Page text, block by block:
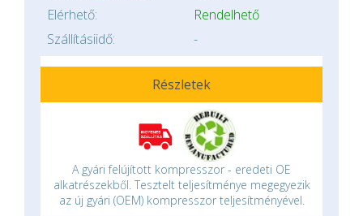
Elérhető:
Rendelhető
Szállításiidő:
-
Részletek
A gyári felújított kompresszor - eredeti OE
alkatrészekből. Tesztelt teljesítménye megegyezik
az új gyári (OEM) kompresszor teljesítményével.